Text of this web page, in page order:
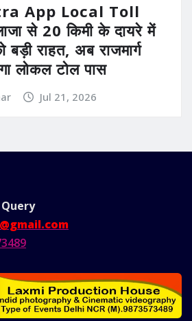
App Local Toll
से 20 किमी के दायरे में
बड़ी राहत, अब राजमार्ग
लोकल टोल पास
Jul 21, 2026
Query